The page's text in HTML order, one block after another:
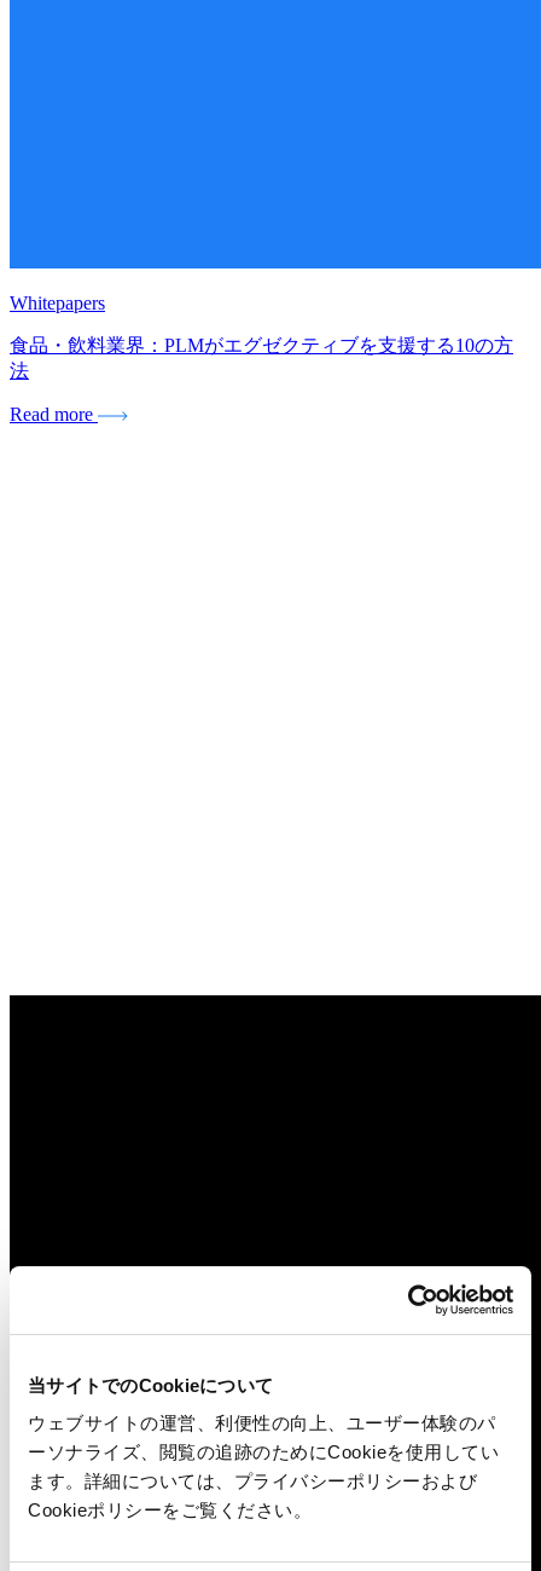
当サイトでのCookieについて
ウェブサイトの運営、利便性の向上、ユーザー体験のパ
ーソナライズ、閲覧の追跡のためにCookieを使用してい
ます。詳細については、プライバシーポリシーおよび
Cookieポリシーをご覧ください。
Whitepapers
食品・飲料業界：PLMがエグゼクティブを支援する10の方
法
Read more